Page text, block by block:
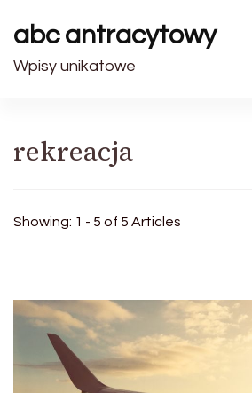
abc antracytowy
Wpisy unikatowe
rekreacja
Showing: 1 - 5 of 5 Articles